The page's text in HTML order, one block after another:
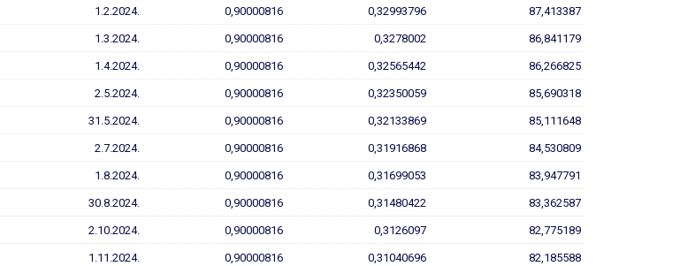
1.2.2024. 0,90000816 0,32993796 87,413387
1.3.2024. 0,90000816 0,3278002 86,841179
1.4.2024. 0,90000816 0,32565442 86,266825
2.5.2024. 0,90000816 0,32350059 85,690318
31.5.2024. 0,90000816 0,32133869 85,111648
2.7.2024. 0,90000816 0,31916868 84,530809
1.8.2024. 0,90000816 0,31699053 83,947791
30.8.2024. 0,90000816 0,31480422 83,362587
2.10.2024. 0,90000816 0,3126097 82,775189
1.11.2024. 0,90000816 0,31040696 82,185588